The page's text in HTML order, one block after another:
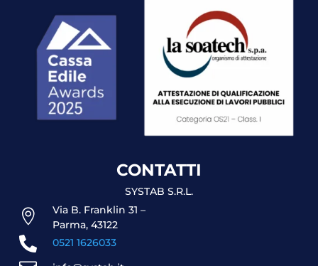
CONTATTI
SYSTAB S.R.L.

Via B. Franklin 31 –
Parma, 43122
 0521 1626033